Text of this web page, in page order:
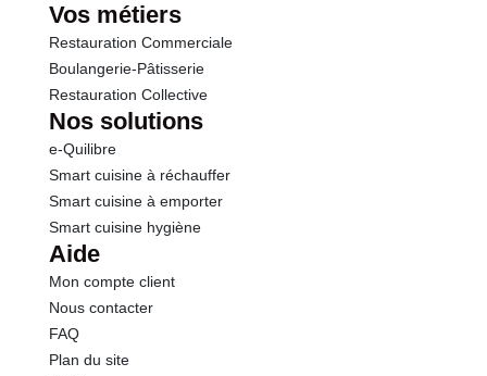
Vos métiers
Restauration Commerciale
Boulangerie-Pâtisserie
Restauration Collective
Nos solutions
e-Quilibre
Smart cuisine à réchauffer
Smart cuisine à emporter
Smart cuisine hygiène
Aide
Mon compte client
Nous contacter
FAQ
Plan du site